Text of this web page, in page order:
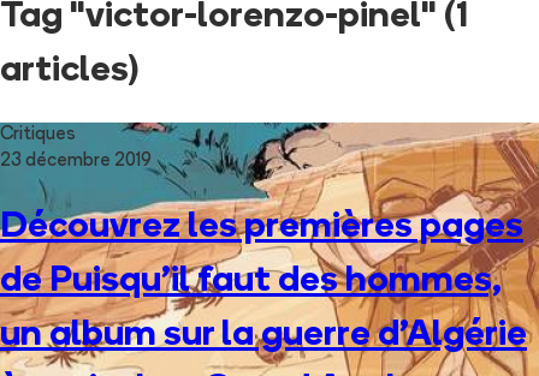
Tag "victor-lorenzo-pinel" (1
articles)
Critiques
23 décembre 2019
Découvrez les premières pages
de Puisqu'il faut des hommes,
un album sur la guerre d'Algérie